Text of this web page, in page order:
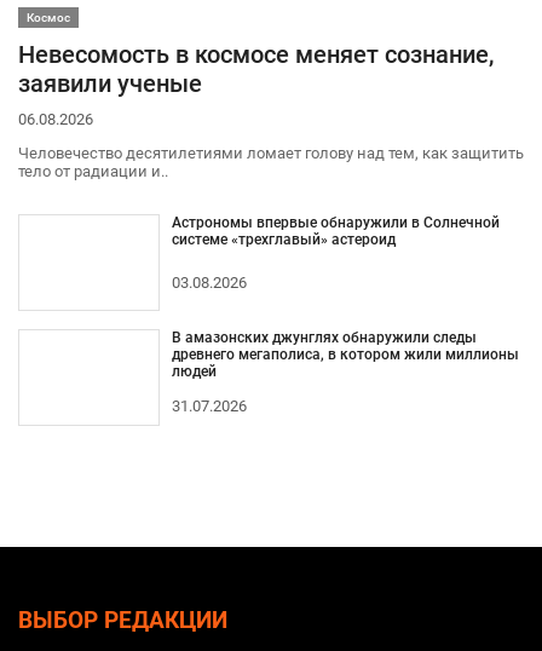
Космос
Невесомость в космосе меняет сознание,
заявили ученые
06.08.2026
Человечество десятилетиями ломает голову над тем, как защитить
тело от радиации и..
Астрономы впервые обнаружили в Солнечной
системе «трехглавый» астероид
03.08.2026
В амазонских джунглях обнаружили следы
древнего мегаполиса, в котором жили миллионы
людей
31.07.2026
ВЫБОР РЕДАКЦИИ